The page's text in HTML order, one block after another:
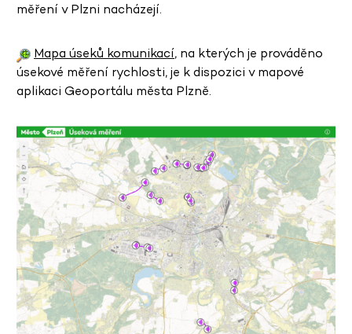
měření v Plzni nacházejí.
Mapa úseků komunikací, na kterých je prováděno
úsekové měření rychlosti, je k dispozici v mapové
aplikaci Geoportálu města Plzně.